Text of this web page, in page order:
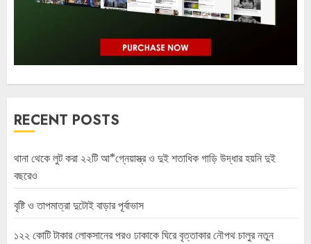
RECENT POSTS
থানা থেকে লুট করা ২২টি আ*গ্নেয়াস্ত্র ও দুই শতাধিক গাড়ি উদ্ধার হয়নি দুই
বছরেও
বৃষ্টি ও তাপমাত্রা দুটোই বাড়ার পূর্বাভাস
১২২ কোটি টাকার লোকসানের পরও ঢাকাকে ঘিরে বৃত্তাকার নৌপথ চালুর নতুন